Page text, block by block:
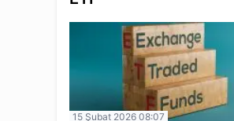
15 Şubat 2026 08:07